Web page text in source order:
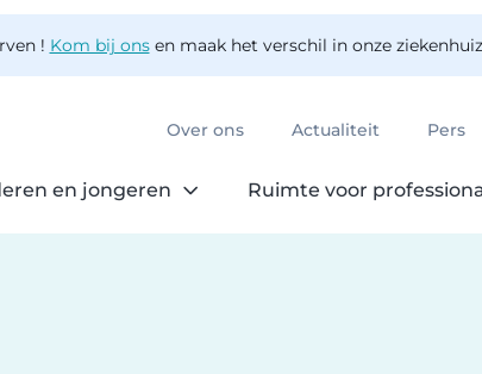
! Kom bij onsen maak het verschil in onze
Over ons Actualiteit Pers
en jongeren Ruimte voor